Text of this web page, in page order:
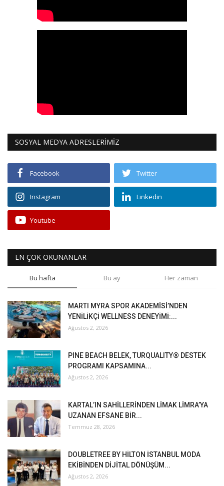
SOSYAL MEDYA ADRESLERİMİZ
Facebook Twitter
Instagram Linkedin
Youtube
EN ÇOK OKUNANLAR
Bu hafta Bu ay Her zaman
MARTI MYRA SPOR AKADEMİSİ’NDEN
YENİLİKÇİ WELLNESS DENEYİMİ:...
Ağustos 2, 2026
PINE BEACH BELEK, TURQUALITY® DESTEK
PROGRAMI KAPSAMINA...
Ağustos 2, 2026
KARTAL’IN SAHİLLERİNDEN LİMAK LİMRA’YA
UZANAN EFSANE BİR...
Temmuz 28, 2026
DOUBLETREE BY HİLTON İSTANBUL MODA
EKİBİNDEN DİJİTAL DÖNÜŞÜM...
Ağustos 2, 2026